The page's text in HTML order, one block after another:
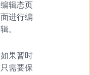
编辑态页
面进行编
辑。
如果暂时
只需要保